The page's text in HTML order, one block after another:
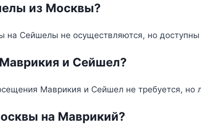
из Москвы?
Сейшелы не осуществляются, но доступны
и Сейшел?
Маврикия и Сейшел не требуется, но
на Маврикий?